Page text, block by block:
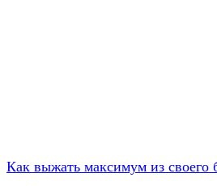
Как выжать максимум из своего